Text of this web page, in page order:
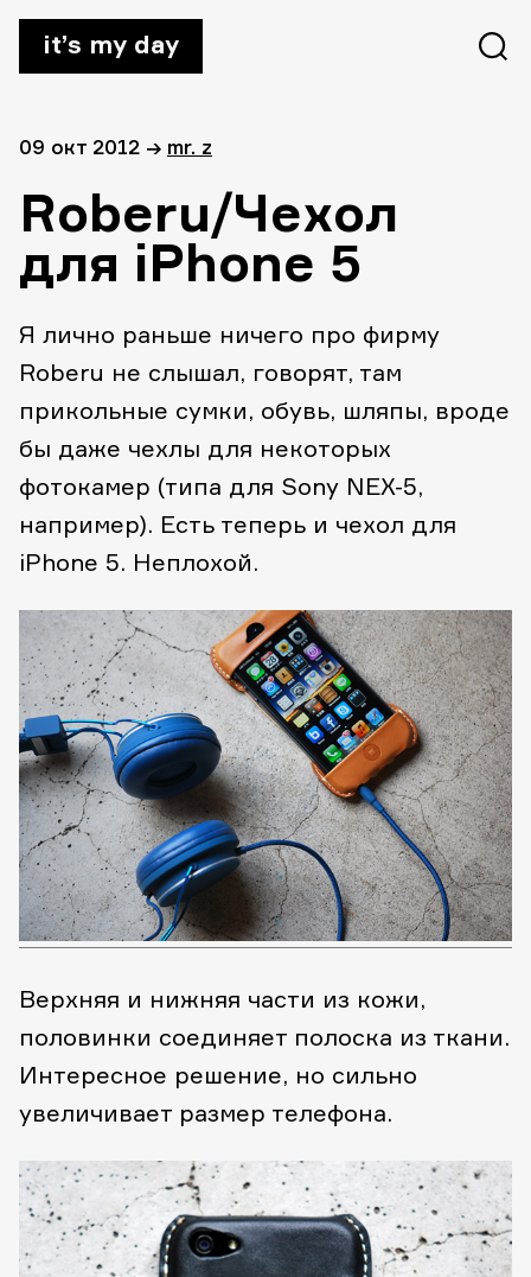
it’s my day
09 окт 2012 → mr. z
Roberu/Чехол
для iPhone 5
Я лично раньше ничего про фирму
Roberu не слышал, говорят, там
прикольные сумки, обувь, шляпы, вроде
бы даже чехлы для некоторых
фотокамер (типа для Sony NEX-5,
например). Есть теперь и чехол для
iPhone 5. Неплохой.
Верхняя и нижняя части из кожи,
половинки соединяет полоска из ткани.
Интересное решение, но сильно
увеличивает размер телефона.